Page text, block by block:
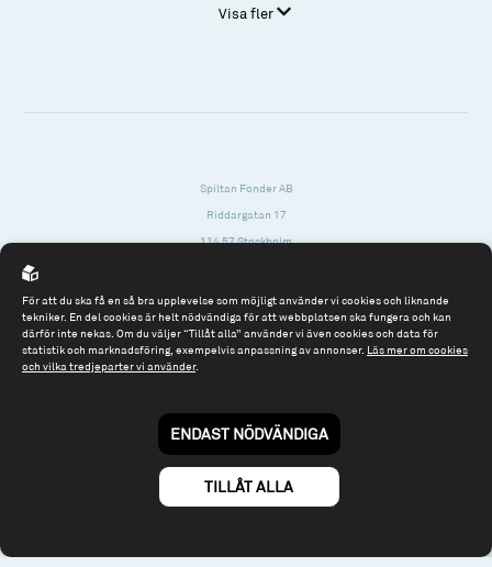
Visa fler
Spiltan Fonder AB
Riddargatan 17
114 57 Stockholm
Tel: 08 - 545 813 40
fonder@spiltanfonder.se
Till spiltan.se
© 2026 - Spiltan Fonder AB
By Sphinxly
För att du ska få en så bra upplevelse som möjligt använder vi cookies och liknande
tekniker. En del cookies är helt nödvändiga för att webbplatsen ska fungera och kan
därför inte nekas. Om du väljer “Tillåt alla” använder vi även cookies och data för
statistik och marknadsföring, exempelvis anpassning av annonser. Läs mer om cookies
och vilka tredjeparter vi använder.
ENDAST NÖDVÄNDIGA
TILLÅT ALLA